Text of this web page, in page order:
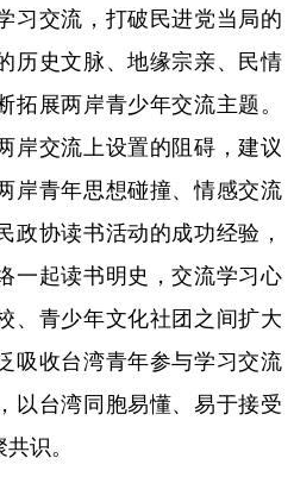
交流，打破民进党当局的
历史文脉、地缘宗亲、民情
展两岸青少年交流主题。
岸交流上设置的阻碍，建议
岸青年思想碰撞、情感交流
政协读书活动的成功经验，
一起读书明史，交流学习心
、青少年文化社团之间扩大
吸收台湾青年参与学习交流
以台湾同胞易懂、易于接受
识。